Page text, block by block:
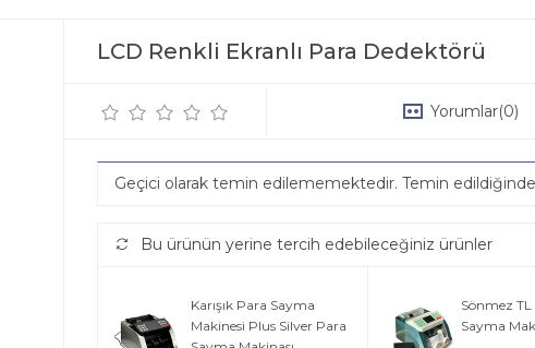
LCD Renkli Ekranlı Para Dedektörü
Yorumlar(0)
Geçici olarak temin edilememektedir. Temin edildiğinde
Bu ürünün yerine tercih edebileceğiniz ürünler
Karışık Para Sayma
Makinesi Plus Silver Para
Sönmez
Sayma